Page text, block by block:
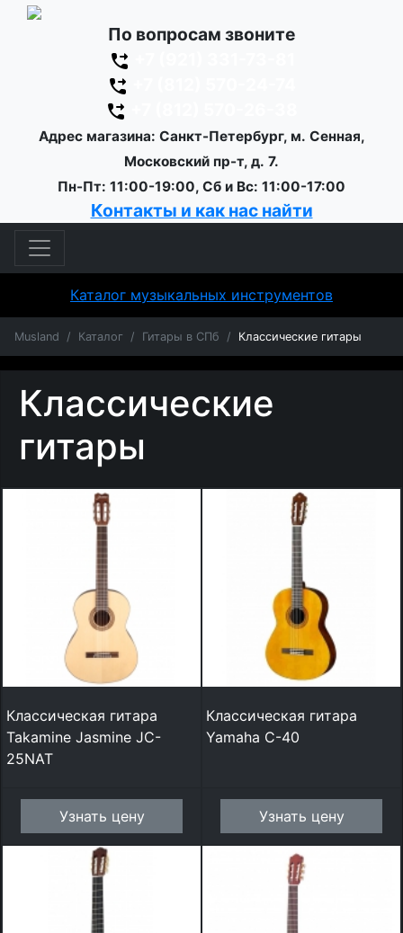
По вопросам звоните
Адрес магазина: Санкт-Петербург, м. Сенная,
Московский пр-т, д. 7.
Пн-Пт: 11:00-19:00, Сб и Вс: 11:00-17:00
Контакты и как нас найти
Каталог музыкальных инструментов
Musland Каталог Гитары в СПб Классические гитары
Классические
гитары
Классическая гитара
Takamine Jasmine JC-
25NAT
Узнать цену
Классическая гитара
Yamaha C-40
Узнать цену